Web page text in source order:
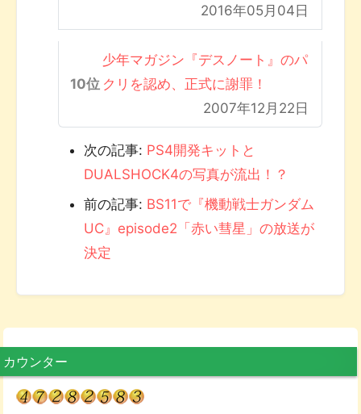
2016年05月04日
少年マガジン『デスノート』のパ
クリを認め、正式に謝罪！
2007年12月22日
次の記事: PS4開発キットと
DUALSHOCK4の写真が流出！？
前の記事: BS11で『機動戦士ガンダム
UC』episode2「赤い彗星」の放送が
決定
カウンター